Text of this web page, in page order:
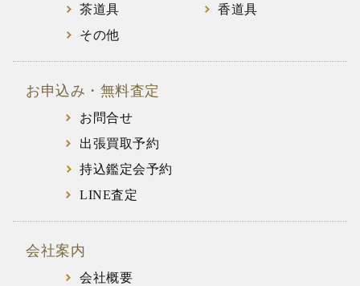
茶道具
香道具
その他
お申込み・無料査定
お問合せ
出張買取予約
持込鑑定会予約
LINE査定
会社案内
会社概要